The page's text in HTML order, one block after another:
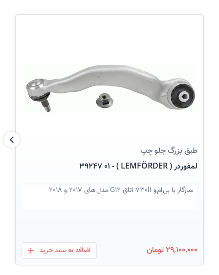
عکس کالا
طبق بزرگ جلو چپ
لمفوردر ( LEMFÖRDER ) - 39247 01
سازگار با بی ام و 730li اتاق G12 مدل های 2017 و 2018
29,100,000 تومان بعلاوه
اضافه به سبد خرید